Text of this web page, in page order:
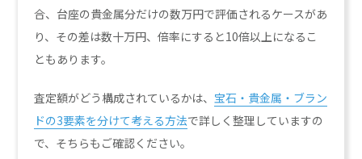
合、台座の貴金属分だけの数万円で評価されるケースがあ
り、その差は数十万円、倍率にすると10倍以上になるこ
ともあります。
査定額がどう構成されているかは、 宝石・貴金属・ブラン
ドの3要素を分けて考える方法で詳しく整理していますの
で、そちらもご確認ください。